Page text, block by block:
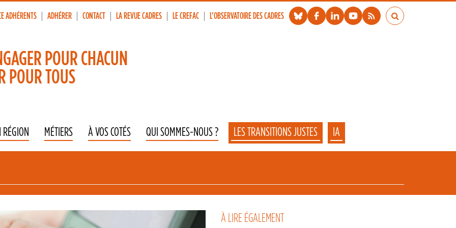
ADHÉRENTS ADHÉRER CONTACT LA REVUE CADRES LE CREFAC L’OBSERVATOIRE DES CADRES
POUR CHACUN
POUR TOUS
RÉGION MÉTIERS À VOS COTÉS QUI SOMMES-NOUS ? LES TRANSITIONS JUSTES IA
À LIRE ÉGALEMENT